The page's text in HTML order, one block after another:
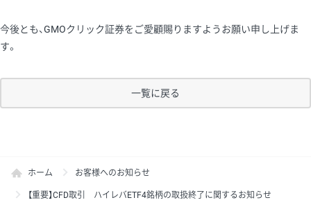
今後とも、GMOクリック証券をご愛顧賜りますようお願い申し上げま
す。
一覧に戻る
ホーム お客様へのお知らせ
【重要】CFD取引 ハイレバETF4銘柄の取扱終了に関するお知らせ